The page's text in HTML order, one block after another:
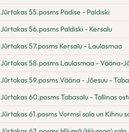
Jūrtakas 55.posms Padise - Paldiski
Jūrtakas 56.posms Paldiski - Kersalu
Jūrtakas 57.posms Kersalu - Laulasmaa
Jūrtakas 58.posms Laulasmaa - Vääna-
Jūrtakas 59.posms Vääna - Jõesuu -
Jūrtakas 60.posms Tabasalu - Tallinas
Jūrtakas 61.posms Vormsi sala un Kihnu